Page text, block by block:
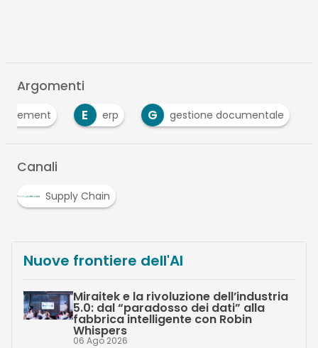
Argomenti
E
erp G gestione documentale W
Canali
Supply Chain
Nuove frontiere dell'AI
Miraitek e la rivoluzione dell’industria
5.0: dal “paradosso dei dati” alla
fabbrica intelligente con Robin
Whispers
06 Ago 2026